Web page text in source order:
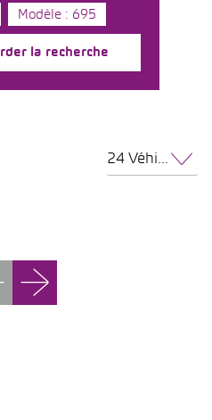
Modèle : 695
la recherche
24 Véhicules par page